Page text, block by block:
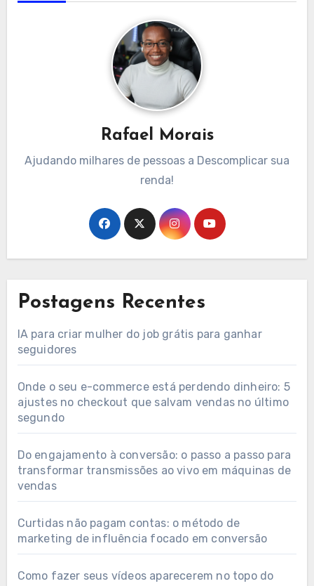
Rafael Morais
Ajudando milhares de pessoas a Descomplicar sua
renda!
Postagens Recentes
IA para criar mulher do job grátis para ganhar
seguidores
Onde o seu e-commerce está perdendo dinheiro: 5
ajustes no checkout que salvam vendas no último
segundo
Do engajamento à conversão: o passo a passo para
transformar transmissões ao vivo em máquinas de
vendas
Curtidas não pagam contas: o método de
marketing de influência focado em conversão
Como fazer seus vídeos aparecerem no topo do